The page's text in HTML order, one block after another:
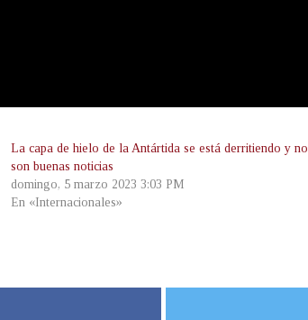
La capa de hielo de la Antártida se está derritiendo y no
son buenas noticias
domingo, 5 marzo 2023 3:03 PM
En «Internacionales»